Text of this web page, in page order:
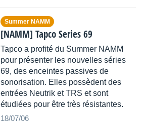
Summer NAMM
[NAMM] Tapco Series 69
Tapco a profité du Summer NAMM
pour présenter les nouvelles séries
69, des enceintes passives de
sonorisation. Elles possèdent des
entrées Neutrik et TRS et sont
étudiées pour être très résistantes.
18/07/06